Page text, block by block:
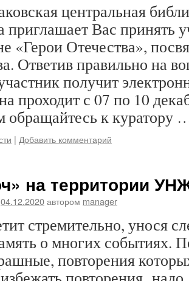
центральная
приглашает Вас принять
«Герои Отечества»,
Ответив правильно на
получит
проходит с 07 по 10
обращайтесь к куратору
| Добавить комментарий
на территории
04.12.2020автором manager
стремительно, унося
о многих событиях.
повторения